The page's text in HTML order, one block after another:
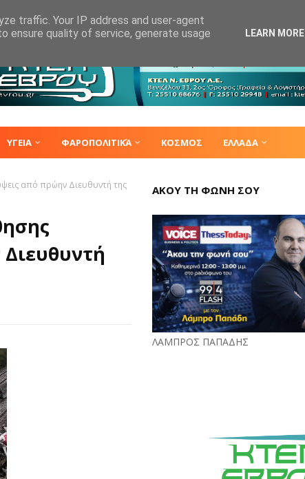
ΥΓΕΙΑ ΦΑΡΟΠΟΛΙΤΙΚΆ ΚΟΣΜΟΣ ΕΛΛΑΔΑ
από πρώην Διευθυντή της
ΑΚΟΥ ΤΗ ΦΩΝΗ ΣΟΥ
ΛΑΜΠΡΟΣ ΠΑΠΑΔΗΣ
traffic. Your IP address and user-agent
ensure quality of service, generate usage
LEARN MORE